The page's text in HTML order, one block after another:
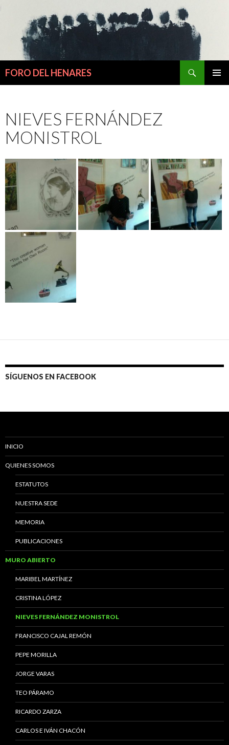
FORO DEL HENARES
NIEVES FERNÁNDEZ
MONISTROL
SÍGUENOS EN FACEBOOK
INICIO
QUIENES SOMOS
ESTATUTOS
NUESTRA SEDE
MEMORIA
PUBLICACIONES
MURO ABIERTO
MARIBEL MARTÍNEZ
CRISTINA LÓPEZ
NIEVES FERNÁNDEZ MONISTROL
FRANCISCO CAJAL REMÓN
PEPE MORILLA
JORGE VARAS
TEO PÁRAMO
RICARDO ZARZA
CARLOS E IVÁN CHACÓN